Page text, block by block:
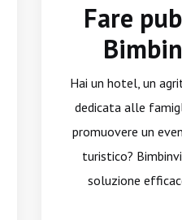
Fare
Hai un hotel, un
dedicata alle
promuovere un
turistico?
soluzione